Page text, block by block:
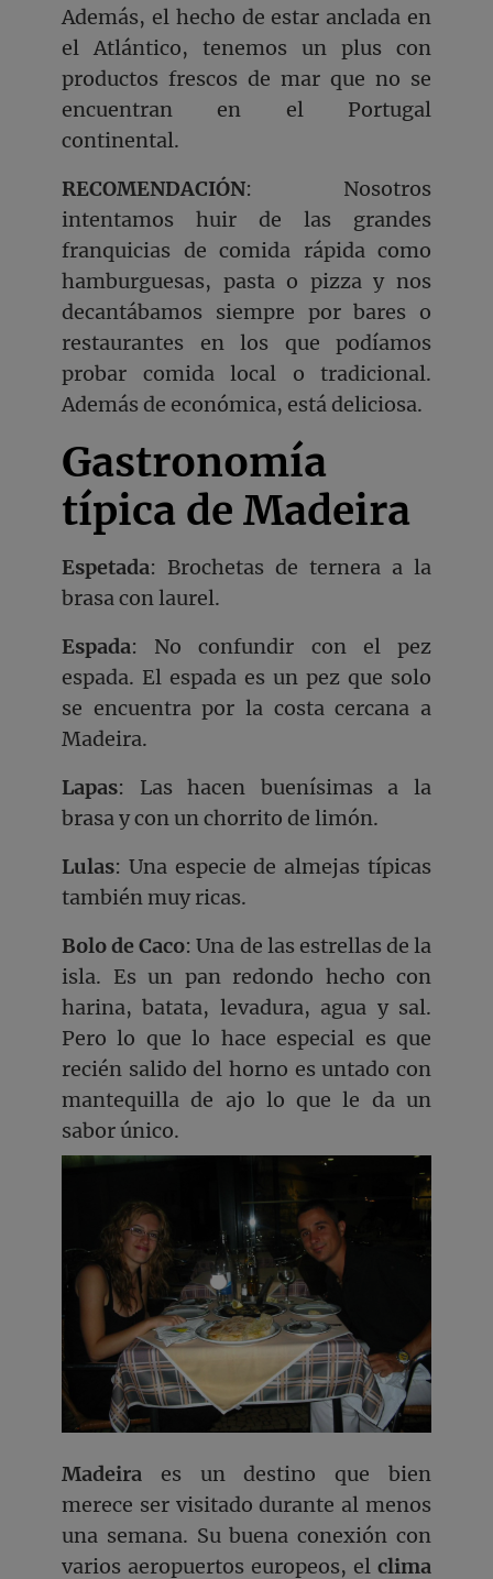
Además, el hecho de estar anclada en
el Atlántico, tenemos un plus con
productos frescos de mar que no se
encuentran en el Portugal
continental.
RECOMENDACIÓN: Nosotros
intentamos huir de las grandes
franquicias de comida rápida como
hamburguesas, pasta o pizza y nos
decantábamos siempre por bares o
restaurantes en los que podíamos
probar comida local o tradicional.
Además de económica, está deliciosa.
Gastronomía
típica de Madeira
Espetada: Brochetas de ternera a la
brasa con laurel.
Espada: No confundir con el pez
espada. El espada es un pez que solo
se encuentra por la costa cercana a
Madeira.
Lapas: Las hacen buenísimas a la
brasa y con un chorrito de limón.
Lulas: Una especie de almejas típicas
también muy ricas.
Bolo de Caco: Una de las estrellas de la
isla. Es un pan redondo hecho con
harina, batata, levadura, agua y sal.
Pero lo que lo hace especial es que
recién salido del horno es untado con
mantequilla de ajo lo que le da un
sabor único.
Madeira es un destino que bien
merece ser visitado durante al menos
una semana. Su buena conexión con
varios aeropuertos europeos, el clima